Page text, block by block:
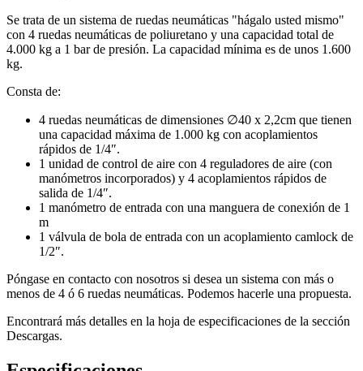
Se trata de un sistema de ruedas neumáticas "hágalo usted mismo"
con 4 ruedas neumáticas de poliuretano y una capacidad total de
4.000 kg a 1 bar de presión. La capacidad mínima es de unos 1.600
kg.
Consta de:
4 ruedas neumáticas de dimensiones ∅40 x 2,2cm que tienen
una capacidad máxima de 1.000 kg con acoplamientos
rápidos de 1/4″.
1 unidad de control de aire con 4 reguladores de aire (con
manómetros incorporados) y 4 acoplamientos rápidos de
salida de 1/4″.
1 manómetro de entrada con una manguera de conexión de 1
m
1 válvula de bola de entrada con un acoplamiento camlock de
1/2″.
Póngase en contacto con nosotros si desea un sistema con más o
menos de 4 ó 6 ruedas neumáticas. Podemos hacerle una propuesta.
Encontrará más detalles en la hoja de especificaciones de la sección
Descargas.